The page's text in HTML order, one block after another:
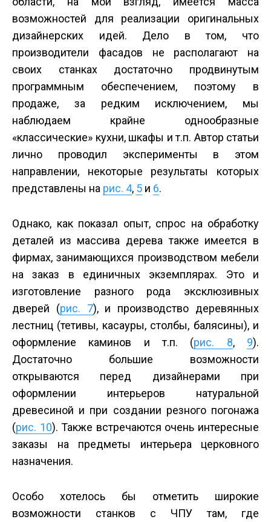
возможностей для реализации оригинальных
дизайнерских идей. Дело в том, что
производители фасадов не располагают на
своих станках достаточно продвинутым
программным обеспечением, поэтому в
продаже, за редким исключением, мы
наблюдаем крайне однообразные
«классические» кухни, шкафы и т.п. Автор статьи
лично проводил эксперименты в этом
направлении, некоторые результаты которых
представлены на рис. 4, 5 и 6.
Однако, как показал опыт, спрос на обработку
деталей из массива дерева также имеется в
фирмах, занимающихся производством мебели
на заказ в единичных экземплярах. Это и
изготовление разного рода эксклюзивных
дверей (рис. 7), и производство деревянных
лестниц (тетивы, касауры, столбы, балясины), и
оформление каминов и т.п. (рис. 8, 9).
Достаточно большие возможности
открываются перед дизайнерами при
оформлении интерьеров натуральной
древесиной и при создании резного погонажа
(рис. 10). Также встречаются очень интересные
заказы на предметы интерьера церковного
назначения.
Особо хотелось бы отметить широкие
возможности станков с ЧПУ там, где